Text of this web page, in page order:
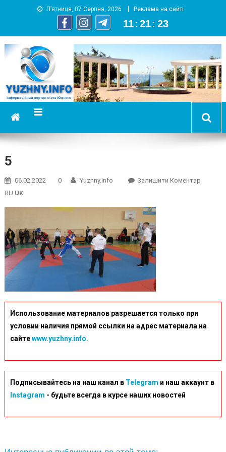
П’ятниця, 07 Серпня, 2026 Реклама на сайті
11 : 21 : 24
YUZHNY.INFO
информационный портал города Южный
5
06.02.2022 0 Yuzhny.info Залишити КоментарOn
RU UK
Использование материалов разрешается только при
условии наличия прямой ссылки на адрес материала на
сайтеwww.yuzhny.info.
Подписывайтесь на наш канал в Telegram и наш аккаунт в
Instagram - будьте всегда в курсе наших новостей